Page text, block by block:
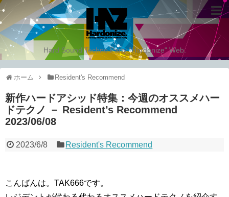
Hard Sound Techno Party "Hardonize" Web.
ホーム Resident's Recommend
新作ハードアシッド特集：今週のオススメハー
ドテクノ － Resident’s Recommend
2023/06/08
2023/6/8 Resident's Recommend
こんばんは。TAK666です。